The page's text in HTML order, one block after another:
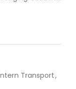
Transport,